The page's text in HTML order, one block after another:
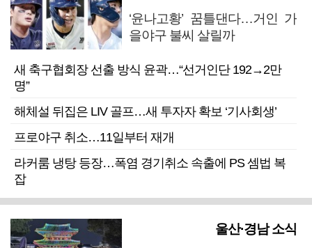
‘윤나고황’ 꿈틀댄다…거인 가
을야구 불씨 살릴까
새 축구협회장 선출 방식 윤곽…“선거인단 192→2만
명”
해체설 뒤집은 LIV 골프…새 투자자 확보 ‘기사회생’
프로야구 취소…11일부터 재개
라커룸 냉탕 등장…폭염 경기취소 속출에 PS 셈법 복
잡
울산·경남 소식